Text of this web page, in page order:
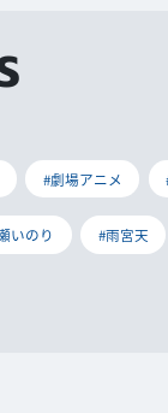
#劇場アニメ
いのり #雨宮天